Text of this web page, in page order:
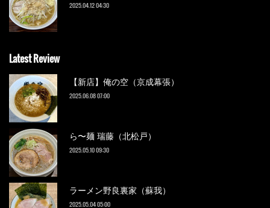
2025.04.12 04:30
Latest Review
【新店】俺の空（京成幕張）
2025.06.08 07:00
ら〜麺 瑞藤（北松戸）
2025.05.10 09:30
ラーメン野良裏家（蘇我）
2025.05.04 05:00